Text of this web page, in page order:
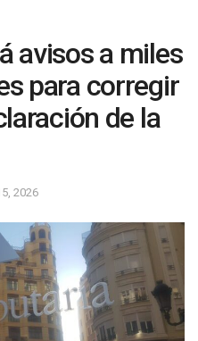
avisos a miles
para corregir
de la
2026